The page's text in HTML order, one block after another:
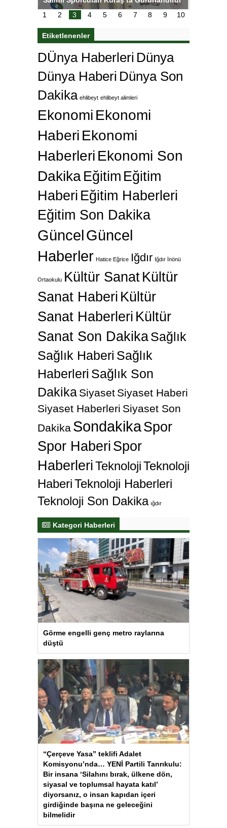
1 2 3 4 5 6 7 8 9 10
Etiketlenenler
DÜnya Haberleri Dünya
Dünya Haberi Dünya Son
Dakika ehlibeyt ehlibeyt alimleri
Ekonomi Ekonomi
Haberi Ekonomi
Haberleri Ekonomi Son
Dakika Eğitim Eğitim
Haberi Eğitim Haberleri
Eğitim Son Dakika
GüncelGüncel
Haberler Hatice Eğrice Iğdır Iğdır İnönü
Ortaokulu Kültür SanatKültür
Sanat Haberi Kültür
Sanat Haberleri Kültür
Sanat Son DakikaSağlık
Sağlık Haberi Sağlık
Haberleri Sağlık Son
Dakika Siyaset Siyaset Haberi
Siyaset Haberleri Siyaset Son
Dakika SondakikaSpor
Spor Haberi Spor
HaberleriTeknolojiTeknoloji
HaberiTeknoloji Haberleri
Teknoloji Son Dakika ığdır
Kategori Haberleri
Görme engelli genç metro raylarına
düştü
“Çerçeve Yasa” teklifi Adalet
Komisyonu’nda… YENİ Partili Tanrıkulu:
Bir insana ‘Silahını bırak, ülkene dön,
siyasal ve toplumsal hayata katıl’
diyorsanız, o insan kapıdan içeri
girdiğinde başına ne geleceğini
bilmelidir